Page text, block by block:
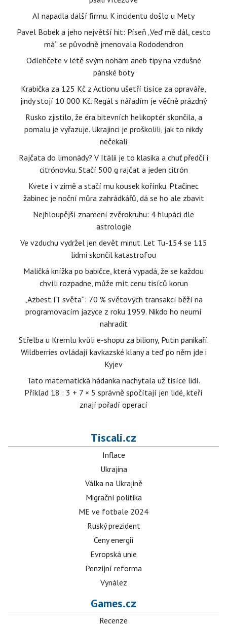
AI napadla další firmu. K incidentu došlo u Mety
Pavel Bobek a jeho největší hit: Píseň „Veď mě dál, cesto
má“ se původně jmenovala Rododendron
Odlehčete v létě svým nohám aneb tipy na vzdušné
pánské boty
Krabička za 125 Kč z Actionu ušetří tisíce za opraváře,
jindy stojí 10 000 Kč. Regál s nářadím je věčně prázdný
Rusko zjistilo, že éra bitevních helikoptér skončila, a
pomalu je vyřazuje. Ukrajinci je proškolili, jak to nikdy
nečekali
Rajčata do limonády? V Itálii je to klasika a chuť předčí i
citrónovku. Stačí 500 g rajčat a jeden citrón
Kvete i v zimě a stačí mu kousek kořínku. Ptačinec
žabinec je noční můra zahrádkářů, dá se ho ale zbavit
Nejhloupější znamení zvěrokruhu: 4 hlupáci dle
astrologie
Ve vzduchu vydržel jen devět minut. Let Tu-154 se 115
lidmi skončil katastrofou
Maličká knížka po babičce, která vypadá, že se každou
chvíli rozpadne, může mít cenu tisíců korun
„Azbest IT světa“: 70 % světových transakcí běží na
programovacím jazyce z roku 1959. Nikdo ho neumí
nahradit
Střelba u Kremlu kvůli e-shopu za biliony, Putin panikaří.
Wildberries ovládají kavkazské klany a teď po něm jde i
Kyjev
Tato matematická hádanka nachytala už tisíce lidí.
Příklad 18 : 3 + 7 × 5 správně spočítají jen lidé, kteří
znají pořadí operací
Tiscali.cz
Inflace
Ukrajina
Válka na Ukrajině
Migrační politika
ME ve fotbale 2024
Ruský prezident
Ceny energií
Evropská unie
Penzijní reforma
Vynález
Games.cz
Recenze